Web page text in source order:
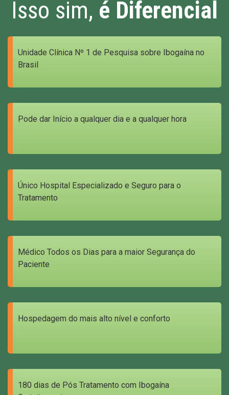
Isso sim, é Diferencial
Unidade Clínica Nº 1 de Pesquisa sobre Ibogaína no
Brasil
Pode dar Início a qualquer dia e a qualquer hora
Único Hospital Especializado e Seguro para o
Tratamento
Médico Todos os Dias para a maior Segurança do
Paciente
Hospedagem do mais alto nível e conforto
180 dias de Pós Tratamento com Ibogaína